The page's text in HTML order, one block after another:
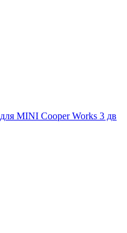
MINI Cooper Works 3 дв